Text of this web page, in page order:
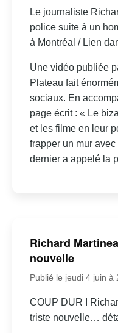
Le journaliste
police suite à un
à Montréal / Lien
Une vidéo publiée
Plateau fait
sociaux. En
page écrit : « Le
et les filme en leur
frapper un mur
dernier a appelé la
Richard
nouvelle
Publié le jeudi 4 juin à
COUP DUR I
triste nouvelle…